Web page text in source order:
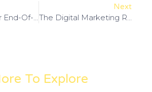
Next
To Explore